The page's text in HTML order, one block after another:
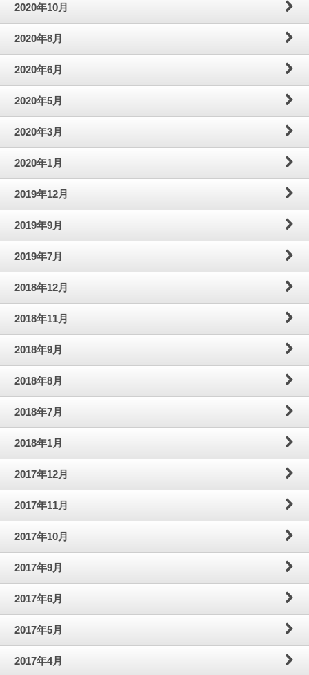
2020年10月
2020年8月
2020年6月
2020年5月
2020年3月
2020年1月
2019年12月
2019年9月
2019年7月
2018年12月
2018年11月
2018年9月
2018年8月
2018年7月
2018年1月
2017年12月
2017年11月
2017年10月
2017年9月
2017年6月
2017年5月
2017年4月